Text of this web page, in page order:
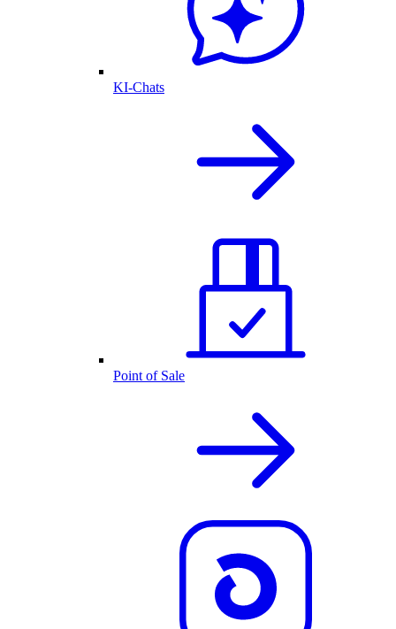
KI-Chats
Point of Sale